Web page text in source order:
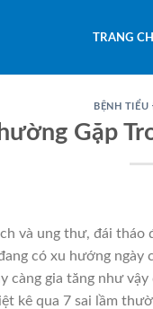
TRANG
BỆNH
Gặp
và ung thư, đái
có xu hướng
càng gia tăng như
kê qua 7 sai lầm